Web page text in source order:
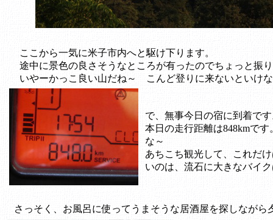
で、無事今日の宿に到着で
本日の走行距離は848kmで
な～
あちこち観光して、これだ
いのは、流石に大きなバイ
さっそく、お風呂に使ってうまそうな居酒屋を探しながら
ここから一気に米子市内へと駆け下ります。
途中に景色の良さそうなところが有ったのでちょっと振
いやーかっこ良い山だね～ こんど登りに来ないといけ